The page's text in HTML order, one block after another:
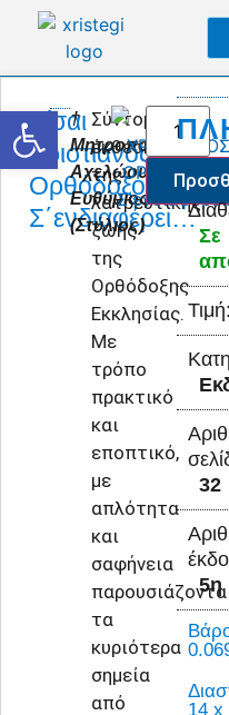
Είσαι
Χριστιανός
Ορθόδοξος.
Σ΄ενδιαφέρει…
†
Μητροπολίτης
Αχελώου
Ευθύμιος
(Στύλιος)
Σύντομη
έκθεση
της
λατρευτικής
ζωής
της
Ορθόδοξης
Εκκλησίας.
Με
τρόπο
πρακτικό
και
εποπτικό,
με
απλότητα
και
σαφήνεια
τα
κυριότερα
σημεία
από
Σε
Τιμή:
32
5η
14 x
Ανοίξτε τη γραμμή εργαλείων